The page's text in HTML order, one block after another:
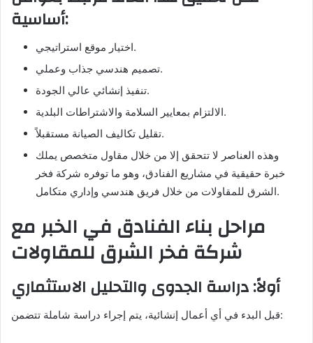
أساسية:
اختيار موقع استراتيجي.
تصميم هندسي جذاب وعملي.
تنفيذ إنشائي عالي الجودة.
الالتزام بمعايير السلامة والاشتراطات البلدية.
تقليل تكاليف الصيانة مستقبلاً.
وهذه العناصر لا تتحقق إلا من خلال مقاول متخصص يملك
خبرة حقيقية في مشاريع الفنادق، وهو ما توفره شركة فخر
الشرق للمقاولات من خلال فريق هندسي وإداري متكامل.
مراحل بناء الفنادق في الخبر مع
شركة فخر الشرق للمقاولات
أولاً: دراسة الجدوى والتحليل الاستثماري
قبل البدء في أي أعمال إنشائية، يتم إجراء دراسة شاملة تتضمن: